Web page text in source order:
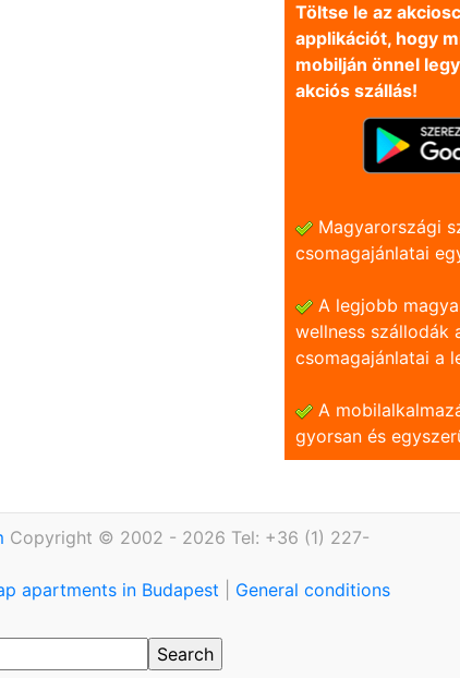
Töltse le az
applikációt, hogy
mobilján önnel
akciós szállás!
Magyarországi
csomagajánlatai
A legjobb
wellness szállodák
csomagajánlatai a
A
gyorsan és
Copyright © 2002 - 2026 Tel: +36 (1) 227-
apartments in Budapest
General conditions